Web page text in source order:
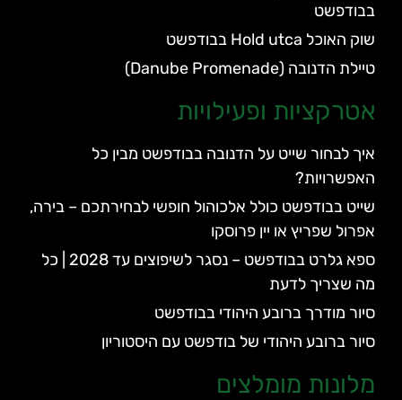
בבודפשט
שוק האוכל Hold utca בבודפשט
טיילת הדנובה (Danube Promenade)
אטרקציות ופעילויות
איך לבחור שייט על הדנובה בבודפשט מבין כל
האפשרויות?
שייט בבודפשט כולל אלכוהול חופשי לבחירתכם – בירה,
אפרול שפריץ או יין פרוסקו
ספא גלרט בבודפשט – נסגר לשיפוצים עד 2028 | כל
מה שצריך לדעת
סיור מודרך ברובע היהודי בבודפשט
סיור ברובע היהודי של בודפשט עם היסטוריון
מלונות מומלצים